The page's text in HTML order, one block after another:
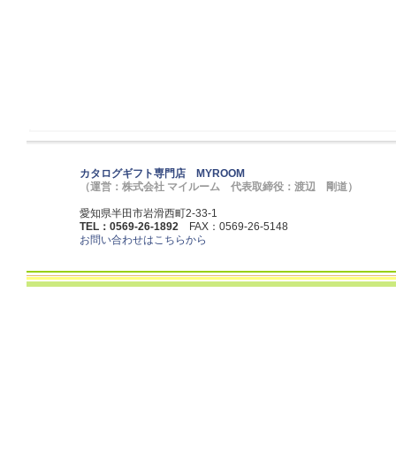
カタログギフト専門店 MYROOM
（運営：株式会社 マイルーム 代表取締役：渡辺 剛道）
愛知県半田市岩滑西町2-33-1
TEL：0569-26-1892 FAX：0569-26-5148
お問い合わせはこちらから